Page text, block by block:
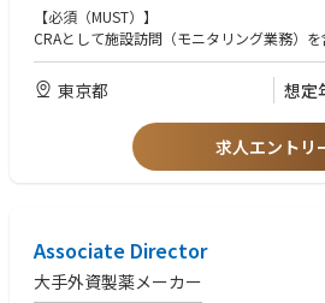
モニタリングプランに基づいたサイトマネ
（医師等の異動等）の確認
治験スケジュールや契約内容の確認、医療
施
治験の進捗管理： 症例数の進捗管理、症例
書と資料との照合
治験薬の交付、供給管理状況の確認、回収
【必須（MUST）】
CRAとして施設訪問（モニタリング業務）
企業治験の施設選定から終了手続きまでの
グローバル試験の経験
外勤の制限がない方（出張地域や出張頻度
コミニュケーションスキル、ネゴシエーシ
中枢神経系治験のモニタリング経験
製薬企業でのCRA経験
東京都 想定
求人エントリ
Associate Director
大手外資製薬メーカー